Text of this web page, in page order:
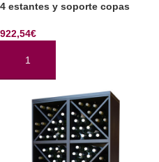
4 estantes y soporte copas
922,54€
AÑADIR AL CARRITO